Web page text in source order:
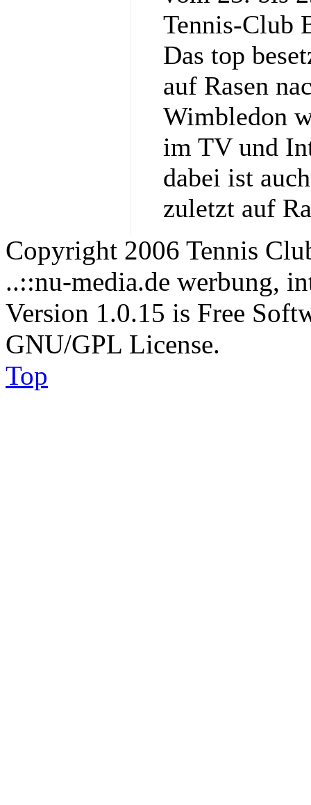
Tennis‑Club
Das top
auf Rasen
Wimbledon
im TV und
dabei ist
zuletzt auf
Copyright 2006 Tennis
..::nu-media.de werbung,
Version 1.0.15 is Free
GNU/GPL License.
Top